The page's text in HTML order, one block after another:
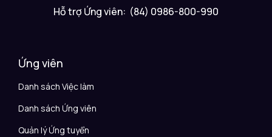
Hỗ trợ Ứng viên: (84) 0986-800-990
Ứng viên
Danh sách Việc làm
Danh sách Ứng viên
Quản lý Ứng tuyển